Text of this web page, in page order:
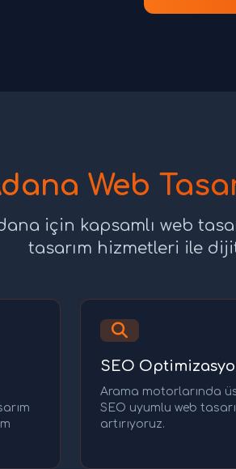
Web
için kapsamlı web
tasarım hizmetleri ile
SEO
Arama motorlarında
SEO uyumlu web
artırıyoruz.